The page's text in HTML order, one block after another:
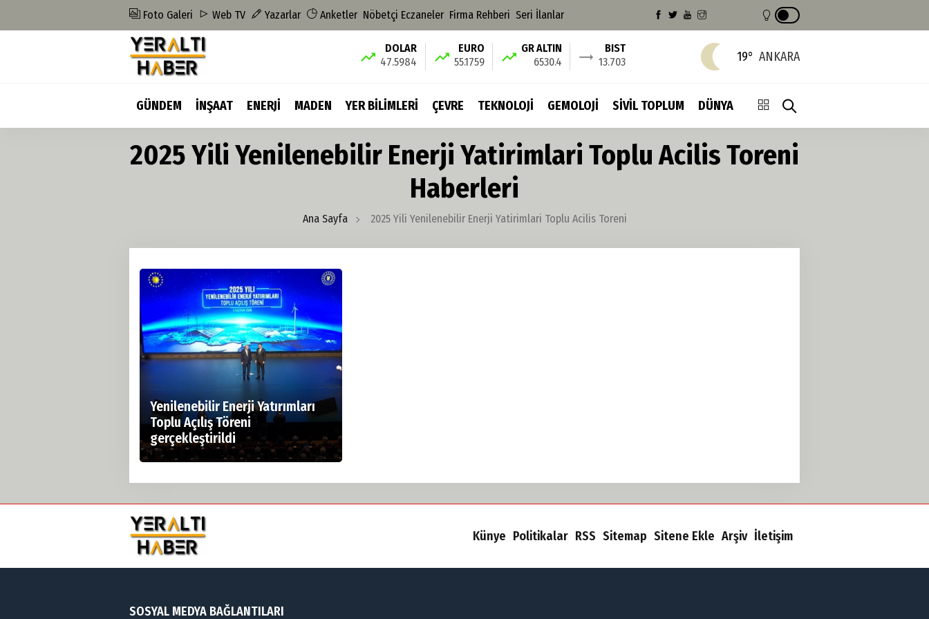
Foto Galeri Web TV Yazarlar Anketler Nöbetçi Eczaneler Firma Rehberi Seri İlanlar
DOLAR
47.5984
EURO
55.1759
GR ALTIN
6530.4
BIST
13.703
19° ANKARA
GÜNDEM İNŞAAT ENERJİ MADEN YER BİLİMLERİ ÇEVRE TEKNOLOJİ GEMOLOJİ SİVİL TOPLUM DÜNYA
2025 Yili Yenilenebilir Enerji Yatirimlari Toplu Acilis Toreni
Haberleri
Ana Sayfa 2025 Yili Yenilenebilir Enerji Yatirimlari Toplu Acilis Toreni
Yenilenebilir Enerji Yatırımları
Toplu Açılış Töreni
gerçekleştirildi
Künye Politikalar RSS Sitemap Sitene Ekle Arşiv İletişim
SOSYAL MEDYA BAĞLANTILARI